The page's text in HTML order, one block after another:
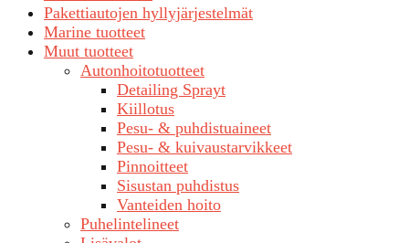
Pakettiautojen hyllyjärjestelmät
Marine tuotteet
Muut tuotteet
Autonhoitotuotteet
Detailing Sprayt
Kiillotus
Pesu- & puhdistuaineet
Pesu- & kuivaustarvikkeet
Pinnoitteet
Sisustan puhdistus
Vanteiden hoito
Puhelintelineet